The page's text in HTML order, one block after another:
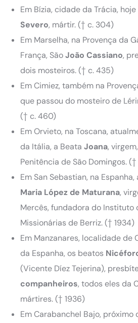
Em Bízia, cidade da Trácia,
Severo, mártir. († c. 304)
Em Marselha, na Provença da
França, SãoJoão Cassiano,
dois mosteiros. († c. 435)
Em Cimiez, também na
que passou do mosteiro de
(† c. 460)
Em Orvieto, na Toscana,
da Itália, a Beata Joana,
Penitência de São Domingos.
Em San Sebastian, na Espanha,
Maria López de Maturana,
Mercês, fundadora do Instituto
Missionárias de Berriz. († 1934)
Em Manzanares, localidade de
da Espanha, os beatos
(Vicente Díez Tejerina),
companheiros, todos eles da
mártires. († 1936)
Em Carabanchel Bajo,